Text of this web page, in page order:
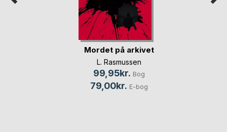
Mordet på arkivet
L. Rasmussen
99,95kr. Bog
79,00kr. E-bog